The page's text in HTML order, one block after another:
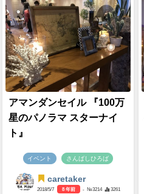
アマンダンセイル 『100万
星のパノラマ スターナイ
ト』
イベント さんばしひろば
caretaker
2018/5/7 8 年前 - №3214 3261